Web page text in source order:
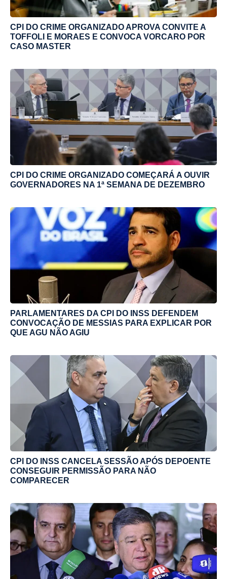
CPI DO CRIME ORGANIZADO APROVA CONVITE A
TOFFOLI E MORAES E CONVOCA VORCARO POR
CASO MASTER
CPI DO CRIME ORGANIZADO COMEÇARÁ A OUVIR
GOVERNADORES NA 1ª SEMANA DE DEZEMBRO
PARLAMENTARES DA CPI DO INSS DEFENDEM
CONVOCAÇÃO DE MESSIAS PARA EXPLICAR POR
QUE AGU NÃO AGIU
CPI DO INSS CANCELA SESSÃO APÓS DEPOENTE
CONSEGUIR PERMISSÃO PARA NÃO
COMPARECER